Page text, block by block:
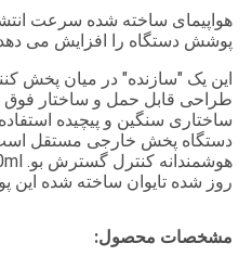
هواپیمای ساخته شده سرعت
پوشش دستگاه را افزایش می
این یک "سازنده" در میان پخش
طراحی قابل حمل و ساختار
ساختاری سنگین و پیچیده
دستگاه پخش خارجی مستقل
روز شده تایوان ساخته شده این
مشخصات محصول: